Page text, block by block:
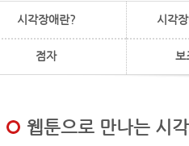
시각장애란? 시각
점자 보
웹툰으로 만나는 시